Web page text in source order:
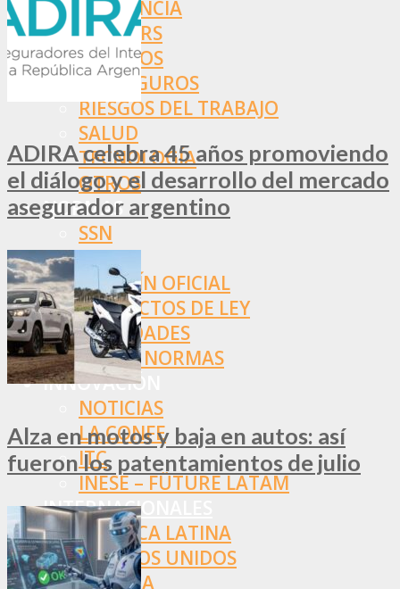
ASISTENCIA
BROKERS
SEGUROS
REASEGUROS
RIESGOS DEL TRABAJO
SALUD
TECNOLOGÍA
OTROS
NORMAS
SSN
SRT
BOLETÍN OFICIAL
PROYECTOS DE LEY
SOCIEDADES
OTRAS NORMAS
INNOVACIÓN
NOTICIAS
LA CONFE
ITC
INESE – FÜTURE LATAM
INTERNACIONALES
AMÉRICA LATINA
ESTADOS UNIDOS
EUROPA
ADIRA celebra 45 años promoviendo
el diálogo y el desarrollo del mercado
asegurador argentino
Alza en motos y baja en autos: así
fueron los patentamientos de julio